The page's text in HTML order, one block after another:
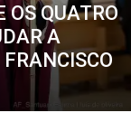
OS QUATRO
A
FRANCISCO